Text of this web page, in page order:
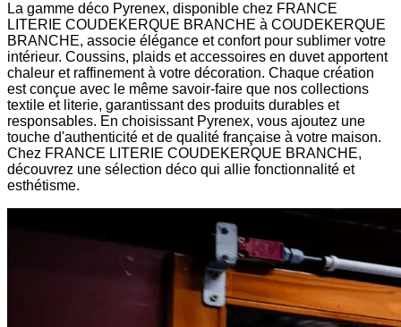
La gamme déco Pyrenex, disponible chez FRANCE
LITERIE COUDEKERQUE BRANCHE à COUDEKERQUE
BRANCHE, associe élégance et confort pour sublimer votre
intérieur. Coussins, plaids et accessoires en duvet apportent
chaleur et raffinement à votre décoration. Chaque création
est conçue avec le même savoir-faire que nos collections
textile et literie, garantissant des produits durables et
responsables. En choisissant Pyrenex, vous ajoutez une
touche d'authenticité et de qualité française à votre maison.
Chez FRANCE LITERIE COUDEKERQUE BRANCHE,
découvrez une sélection déco qui allie fonctionnalité et
esthétisme.